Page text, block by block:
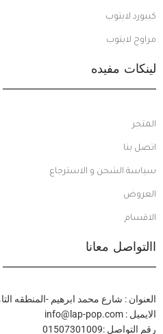
كيبورد لابتوب
مراوح لابتوب
لينكات مفيده
المتجر
اتصل بنا
سياسة الشحن و الاسترجاع
العروض
الاقسام
االتواصل معانا
العنوان : شارع محمد ابرهيم -المنطقه
الايميل : info@lap-pop.com
رقم التواصل :01507301009